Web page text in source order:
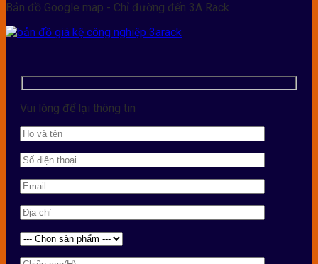
Bản đồ Google map - Chỉ đường đến 3A Rack
Vui lòng để lại thông tin